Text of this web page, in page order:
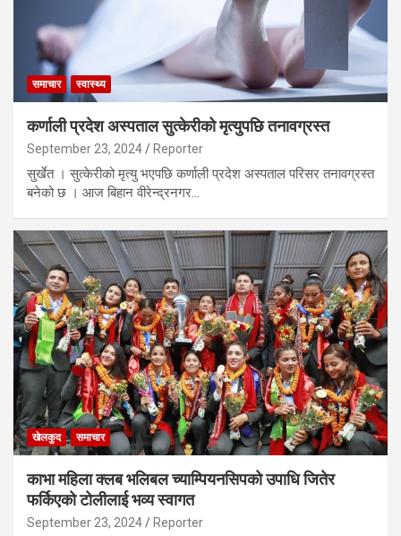
समाचार स्वास्थ्य
कर्णाली प्रदेश अस्पताल सुत्केरीको मृत्युपछि तनावग्रस्त
September 23, 2024 Reporter
सुर्खेत । सुत्केरीको मृत्यु भएपछि कर्णाली प्रदेश अस्पताल परिसर तनावग्रस्त
बनेको छ । आज बिहान वीरेन्द्रनगर…
खेलकुद समाचार
काभा महिला क्लब भलिबल च्याम्पियनसिपको उपाधि जितेर
फर्किएको टोलीलाई भव्य स्वागत
September 23, 2024 Reporter